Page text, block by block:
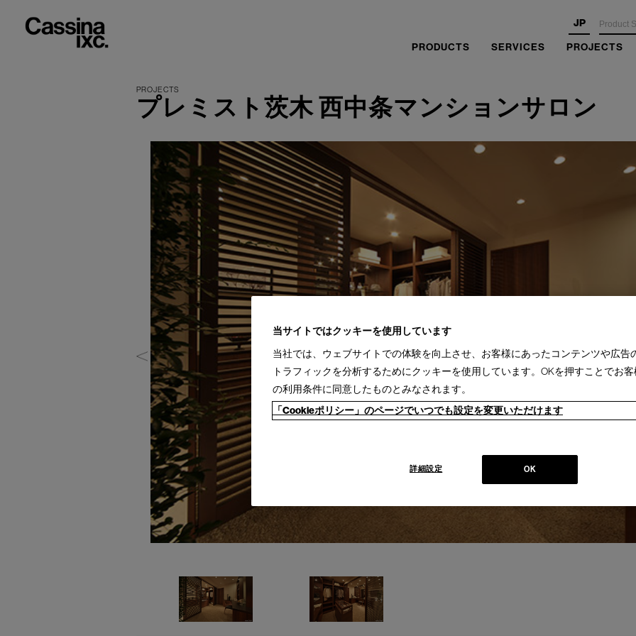
JP
PRODUCTS SERVICES PROJECTS
プレミスト茨木 西中条マンションサロン
当サイトではクッキーを使用しています
当社では、ウェブサイトでの体験を向上させ、お客様にあったコンテンツや広告
トラフィックを分析するためにクッキーを使用しています。OKを押すことでお
の利用条件に同意したものとみなされます。
「Cookieポリシー」のページでいつでも設定を変更いただけます
OK
詳細設定